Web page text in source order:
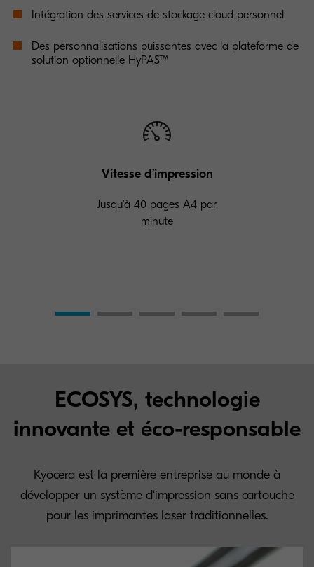
Intégration des services de stockage cloud personnel
Des personnalisations puissantes avec la plateforme de
solution optionnelle HyPAS™
Vitesse d’impression
Jusqu’à 40 pages A4 par
minute
ECOSYS, technologie
innovante et éco-responsable
Kyocera est la première entreprise au monde à
développer un système d‘impression sans cartouche
pour les imprimantes laser traditionnelles.